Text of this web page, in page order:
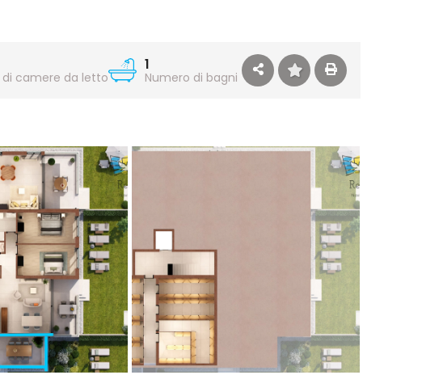
di camere da letto
1
Numero di bagni